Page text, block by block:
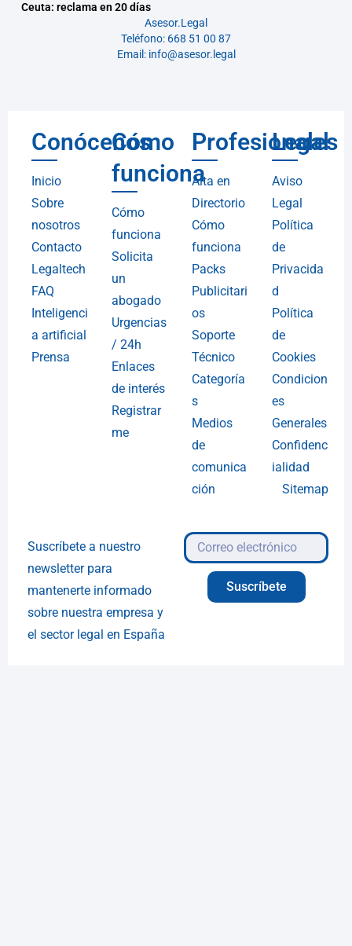
Ceuta: reclama en 20 días
Asesor.Legal
Teléfono: 668 51 00 87
Email: info@asesor.legal
Conócenos
Inicio
Sobre
nosotros
Contacto
Legaltech
FAQ
Inteligenci
a artificial
Prensa
Cómo
funciona
Cómo
funciona
Solicita
un
abogado
Urgencias
/ 24h
Enlaces
de interés
Registrar
me
Profesionales
Alta en
Directorio
Cómo
funciona
Packs
Publicitari
os
Soporte
Técnico
Categoría
s
Medios
de
comunica
ción
Legal
Aviso
Legal
Política
de
Privacida
d
Política
de
Cookies
Condicion
es
Generales
Confidenc
ialidad
Sitemap
Suscríbete a nuestro
newsletter para
mantenerte informado
sobre nuestra empresa y
el sector legal en España
Suscríbete